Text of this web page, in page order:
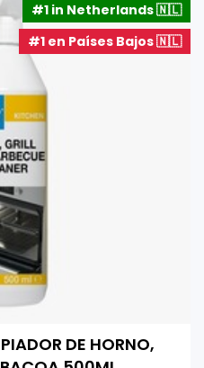
#1 in Netherlands 🇳🇱
#1 en Países Bajos 🇳🇱
DE HORNO,